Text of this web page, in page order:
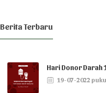
Berita Terbaru
Hari Donor Darah
19-07-2022